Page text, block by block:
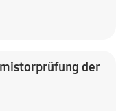
der